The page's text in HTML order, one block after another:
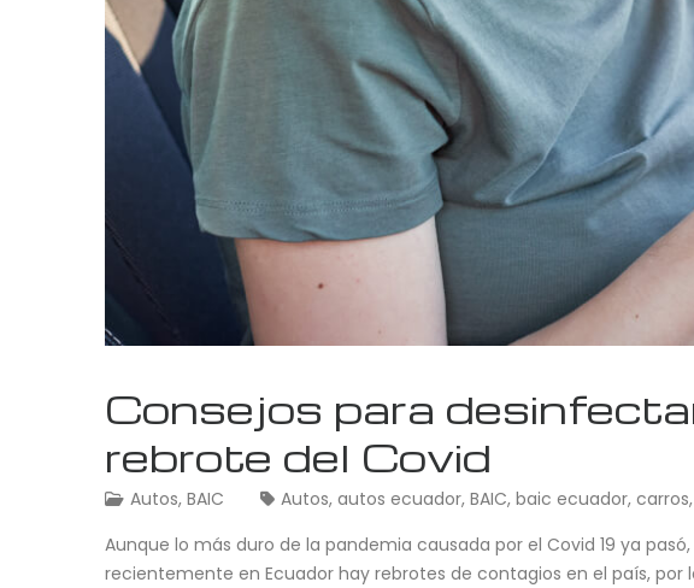
Consejos para
rebrote del Covid
Autos, BAIC Autos, autos ecuador, BAIC, baic ecuador, carros,
Aunque lo más duro de la pandemia causada por el Covid 19 ya
recientemente en Ecuador hay rebrotes de contagios en el país,